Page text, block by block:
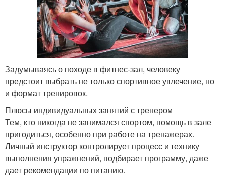
Задумываясь о походе в фитнес-зал, человеку
предстоит выбрать не только спортивное увлечение, но
и формат тренировок.
Плюсы индивидуальных занятий с тренером
Тем, кто никогда не занимался спортом, помощь в зале
пригодиться, особенно при работе на тренажерах.
Личный инструктор контролирует процесс и технику
выполнения упражнений, подбирает программу, даже
дает рекомендации по питанию.